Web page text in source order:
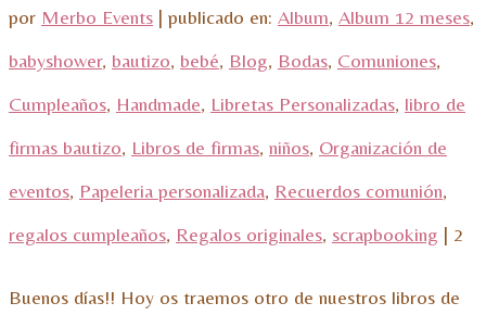
por Merbo Events | publicado en: Album, Album 12 meses,
babyshower, bautizo, bebé, Blog, Bodas, Comuniones,
Cumpleaños, Handmade, Libretas Personalizadas, libro de
firmas bautizo, Libros de firmas, niños, Organización de
eventos, Papeleria personalizada, Recuerdos comunión,
regalos cumpleaños, Regalos originales, scrapbooking | 2
Buenos días!! Hoy os traemos otro de nuestros libros de